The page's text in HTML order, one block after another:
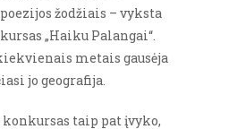
žodžiais – vyksta
„Haiku Palangai“.
metais gausėja
jo geografija.
taip pat įvyko,